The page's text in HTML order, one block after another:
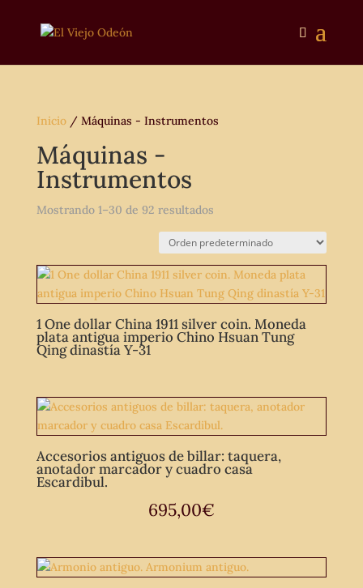
Inicio/ Máquinas - Instrumentos
Máquinas -
Instrumentos
Mostrando 1–30 de 92 resultados
1 One dollar China 1911 silver coin. Moneda
plata antigua imperio Chino Hsuan Tung
Qing dinastía Y-31
Accesorios antiguos de billar: taquera,
anotador marcador y cuadro casa
Escardibul.
695,00€